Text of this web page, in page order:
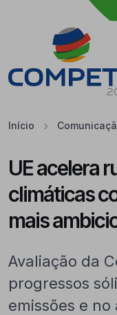
Saltar para o
Início
UE acelera
climáticas
mais
Avaliação da
progressos
emissões e